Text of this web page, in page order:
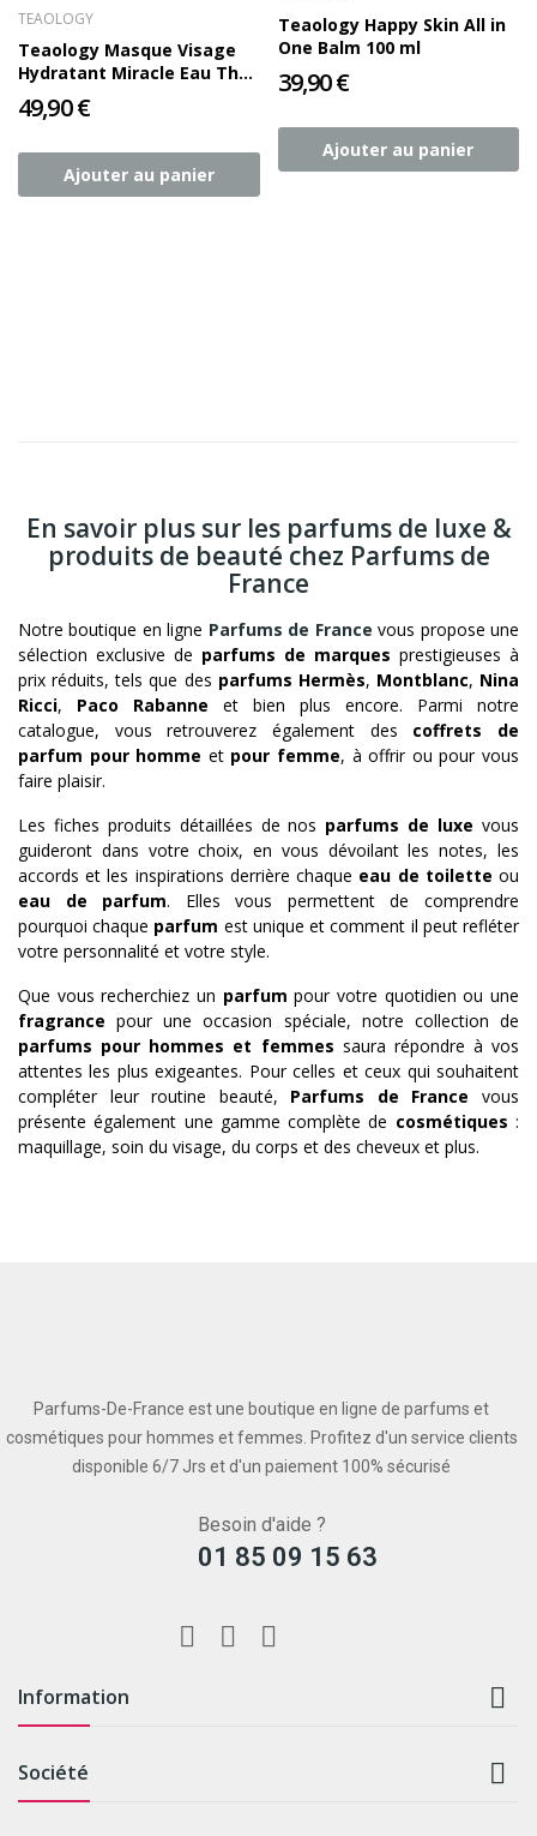
TEAOLOGY
Teaology Masque Visage
Hydratant Miracle Eau Thé
Blanc 50ml
49,90 €
Ajouter au panier
Teaology Happy Skin All in
One Balm 100 ml
39,90 €
Ajouter au panier
En savoir plus sur les parfums de luxe &
produits de beauté chez Parfums de
France
Notre boutique en ligne Parfums de France vous propose une
sélection exclusive de parfums de marques prestigieuses à
prix réduits, tels que des parfums Hermès, Montblanc, Nina
Ricci, Paco Rabanne et bien plus encore. Parmi notre
catalogue, vous retrouverez également des coffrets de
parfum pour homme et pour femme, à offrir ou pour vous
faire plaisir.
Les fiches produits détaillées de nos parfums de luxe vous
guideront dans votre choix, en vous dévoilant les notes, les
accords et les inspirations derrière chaque eau de toilette ou
eau de parfum. Elles vous permettent de comprendre
pourquoi chaque parfum est unique et comment il peut refléter
votre personnalité et votre style.
Que vous recherchiez un parfum pour votre quotidien ou une
fragrance pour une occasion spéciale, notre collection de
parfums pour hommes et femmes saura répondre à vos
attentes les plus exigeantes. Pour celles et ceux qui souhaitent
compléter leur routine beauté, Parfums de France vous
présente également une gamme complète de cosmétiques :
maquillage, soin du visage, du corps et des cheveux et plus.
Parfums-De-France est une boutique en ligne de parfums et
cosmétiques pour hommes et femmes. Profitez d'un service clients
disponible 6/7 Jrs et d'un paiement 100% sécurisé
Besoin d'aide ?
01 85 09 15 63
Information 
Société 